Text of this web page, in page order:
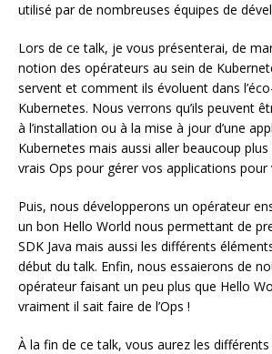
utilisé par de nombreuses équipes de
Lors de ce talk, je vous présenterai, de
notion des opérateurs au sein de
servent et comment ils évoluent dans
Kubernetes. Nous verrons qu’ils peuvent
à l’installation ou à la mise à jour d’une
Kubernetes mais aussi aller beaucoup
vrais Ops pour gérer vos applications pour
Puis, nous développerons un opérateur
un bon Hello World nous permettant de
SDK Java mais aussi les différents
début du talk. Enfin, nous essaierons de
opérateur faisant un peu plus que Hello
vraiment il sait faire de l’Ops !
À la fin de ce talk, vous aurez les